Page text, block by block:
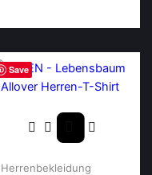
Save
Herrenbekleidung